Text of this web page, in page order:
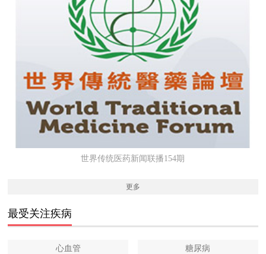
世界传统医药新闻联播154期
更多
最受关注疾病
心血管 糖尿病